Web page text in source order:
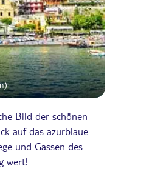
Bild der schönen
auf das azurblaue
und Gassen des
wert!